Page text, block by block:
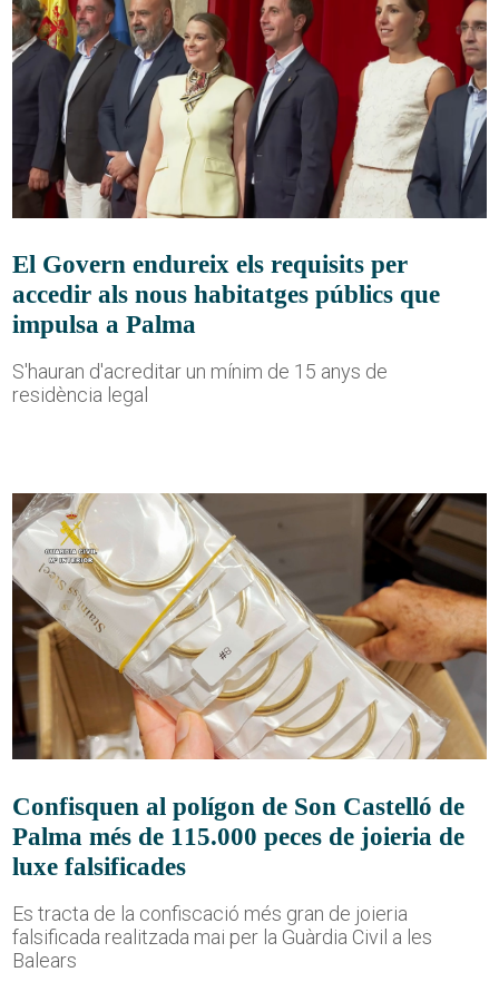
El Govern endureix els requisits per
accedir als nous habitatges públics que
impulsa a Palma
S'hauran d'acreditar un mínim de 15 anys de
residència legal
Confisquen al polígon de Son Castelló de
Palma més de 115.000 peces de joieria de
luxe falsificades
Es tracta de la confiscació més gran de joieria
falsificada realitzada mai per la Guàrdia Civil a les
Balears